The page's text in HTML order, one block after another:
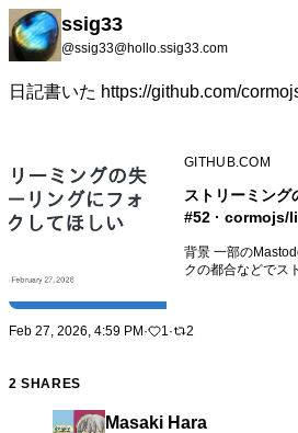
ssig33
@ssig33@hollo.ssig33.com
日記書いた https://github.com/
GITHUB.COM
ストリーミン
#52 · cormojs/
背景 一部の
クの都合などでス
使えない場合、
Feb 27, 2026, 4:59 PM · 1· 2
2 SHARES
Masaki Hara